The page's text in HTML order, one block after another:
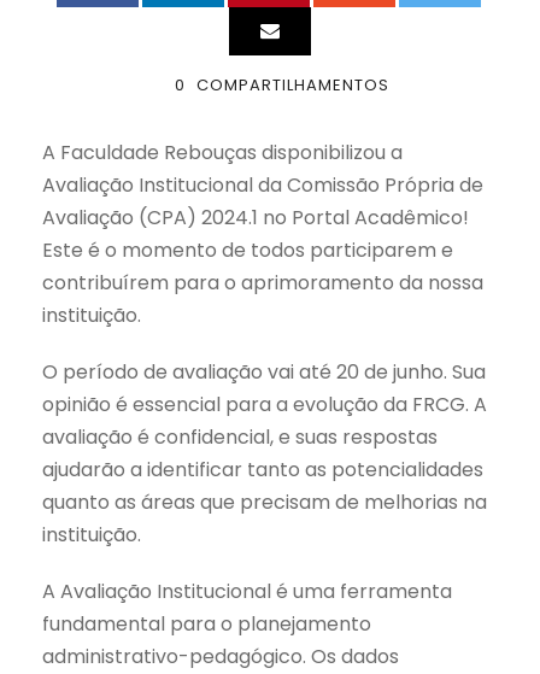
0 COMPARTILHAMENTOS
A Faculdade Rebouças disponibilizou a
Avaliação Institucional da Comissão Própria de
Avaliação (CPA) 2024.1 no Portal Acadêmico!
Este é o momento de todos participarem e
contribuírem para o aprimoramento da nossa
instituição.
O período de avaliação vai até 20 de junho. Sua
opinião é essencial para a evolução da FRCG. A
avaliação é confidencial, e suas respostas
ajudarão a identificar tanto as potencialidades
quanto as áreas que precisam de melhorias na
instituição.
A Avaliação Institucional é uma ferramenta
fundamental para o planejamento
administrativo-pedagógico. Os dados